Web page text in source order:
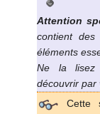
Attention
contient des
éléments
Ne la lisez
découvrir par
Cette